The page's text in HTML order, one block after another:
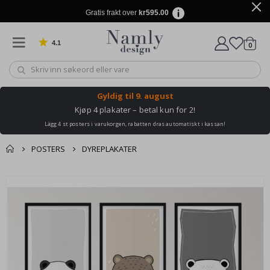
Gratis frakt over kr595.00
4.1 Basert på 1031 stemmer 0varer
Gyldig til 9. august
Kjøp 4 plakater – betal kun for 2!
Lägg 4 st posters i varukorgen, rabatten dras automatiskt i kassan!
POSTERS DYREPLAKATER
slutten